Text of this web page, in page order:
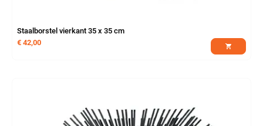
Staalborstel vierkant 35 x 35 cm
€ 42,00